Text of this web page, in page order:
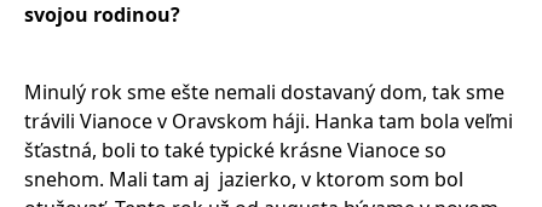
svojou rodinou?
Minulý rok sme ešte nemali dostavaný dom, tak sme
trávili Vianoce v Oravskom háji. Hanka tam bola veľmi
šťastná, boli to také typické krásne Vianoce so
snehom. Mali tam aj jazierko, v ktorom som bol